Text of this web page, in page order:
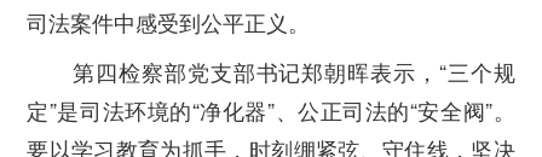
司法案件中感受到公平正义。
第四检察部党支部书记郑朝晖表示，“三个规
定”是司法环境的“净化器”、公正司法的“安全阀”。
要以学习教育为抓手，时刻绷紧弦、守住线，坚决